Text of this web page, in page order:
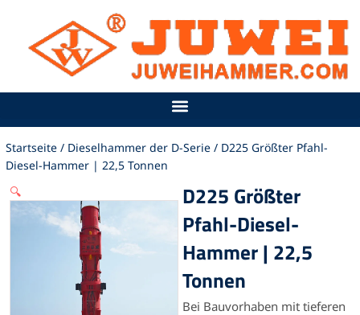
springen
Startseite / Dieselhammer der D-Serie / D225 Größter Pfahl-
Diesel-Hammer | 22,5 Tonnen
🔍
D225 Größter
Pfahl-Diesel-
Hammer | 22,5
Tonnen
Bei Bauvorhaben mit tieferen